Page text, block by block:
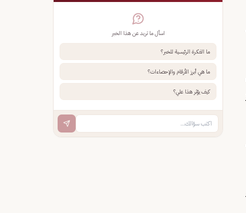
اسأل ما تريد عن هذا الخبر
ما الفكرة الرئيسية للخبر؟
ما هي أبرز الأرقام والإحصاءات؟
كيف يؤثر هذا علي؟